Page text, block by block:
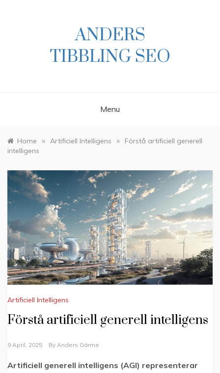
ANDERS
TIBBLING SEO
Menu
Home » Artificiell Intelligens »
Förstå artificiell generell
intelligens
Artificiell Intelligens
Förstå artificiell generell intelligens
9 April, 2025 By Anders Gärme
Artificiell generell intelligens (AGI) representerar